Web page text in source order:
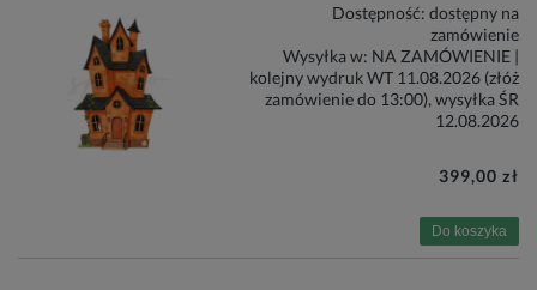
Dostępność: dostępny na
zamówienie
Wysyłka w: NA ZAMÓWIENIE |
kolejny wydruk WT 11.08.2026 (złóż
zamówienie do 13:00), wysyłka ŚR
12.08.2026
399,00 zł
Do koszyka